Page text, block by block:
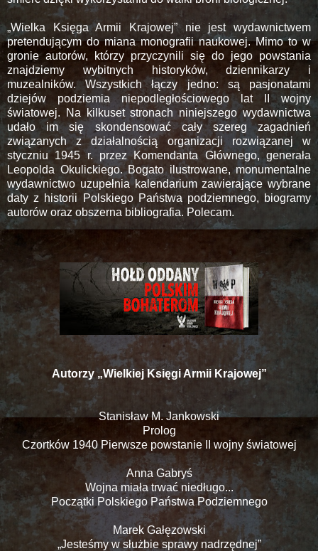
„Wielka Księga Armii Krajowej” nie jest wydawnictwem
pretendującym do miana monografii naukowej. Mimo to w
gronie autorów, którzy przyczynili się do jego powstania
znajdziemy wybitnych historyków, dziennikarzy i
muzealników. Wszystkich łączy jedno: są pasjonatami
dziejów podziemia niepodległościowego lat II wojny
światowej. Na kilkuset stronach niniejszego wydawnictwa
udało im się skondensować cały szereg zagadnień
związanych z działalnością organizacji rozwiązanej w
styczniu 1945 r. przez Komendanta Głównego, generała
Leopolda Okulickiego. Bogato ilustrowane, monumentalne
wydawnictwo uzupełnia kalendarium zawierające wybrane
daty z historii Polskiego Państwa podziemnego, biogramy
autorów oraz obszerna bibliografia. Polecam.
Autorzy „Wielkiej Księgi Armii Krajowej”
Stanisław M. Jankowski
Prolog
Czortków 1940 Pierwsze powstanie II wojny światowej
Anna Gabryś
Wojna miała trwać niedługo...
Początki Polskiego Państwa Podziemnego
Marek Gałęzowski
„Jesteśmy w służbie sprawy nadrzędnej”